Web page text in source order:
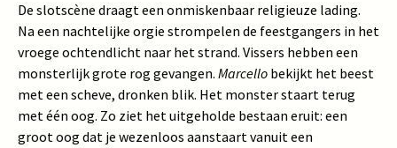
De slotscène draagt een onmiskenbaar religieuze lading.
Na een nachtelijke orgie strompelen de feestgangers in het
vroege ochtendlicht naar het strand. Vissers hebben een
monsterlijk grote rog gevangen. Marcello bekijkt het beest
met een scheve, dronken blik. Het monster staart terug
met één oog. Zo ziet het uitgeholde bestaan eruit: een
groot oog dat je wezenloos aanstaart vanuit een